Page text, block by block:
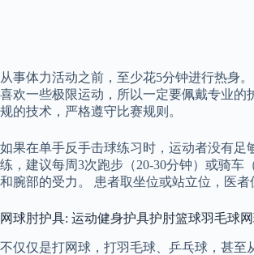
从事体力活动之前，至少花5分钟进行热身
喜欢一些极限运动，所以一定要佩戴专业
规的技术，严格遵守比赛规则。
如果在单手反手击球练习时，运动者没有足
练，建议每周3次跑步（20-30分钟）或骑
和腕部的受力。 患者取坐位或站立位，医
网球肘护具: 运动健身护具护肘篮球羽毛球
不仅仅是打网球，打羽毛球、乒乓球，甚